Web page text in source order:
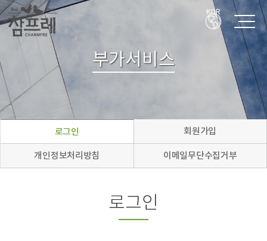
KOR
부가서비스
로그인 회원가입
개인정보처리방침 이메일무단수집거부
로그인